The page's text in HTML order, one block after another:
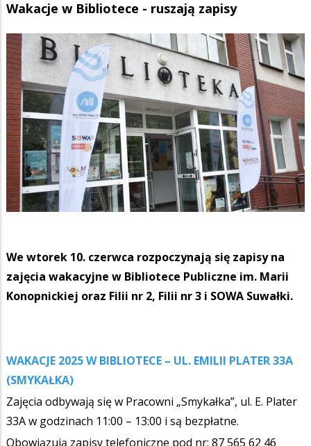
Wakacje w Bibliotece - ruszają zapisy
We wtorek 10. czerwca rozpoczynają się zapisy na
zajęcia wakacyjne w Bibliotece Publiczne im. Marii
Konopnickiej oraz Filii nr 2, Filii nr 3 i SOWA Suwałki.
WAKACJE 2025 W BIBLIOTECE – UL. EMILII PLATER 33A
(SMYKAŁKA)
Zajęcia odbywają się w Pracowni „Smykałka”, ul. E. Plater
33A w godzinach 11:00 – 13:00 i są bezpłatne.
Obowiązują zapisy telefoniczne pod nr: 87 565 62 46